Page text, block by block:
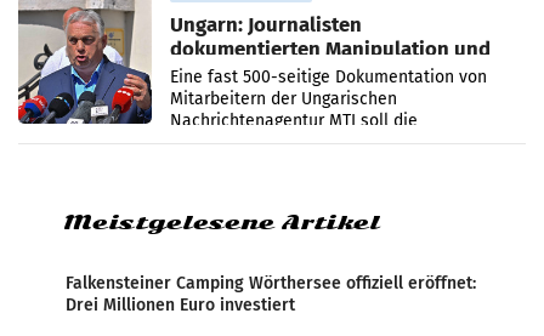
Ungarn: Journalisten
dokumentierten Manipulation und
Zensur
Eine fast 500-seitige Dokumentation von
Mitarbeitern der Ungarischen
Nachrichtenagentur MTI soll die
systematische Nachrichten-Manipulation und
Meistgelesene Artikel
Falkensteiner Camping Wörthersee offiziell eröffnet:
Drei Millionen Euro investiert